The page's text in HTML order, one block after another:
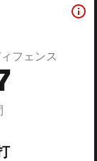
フェンス